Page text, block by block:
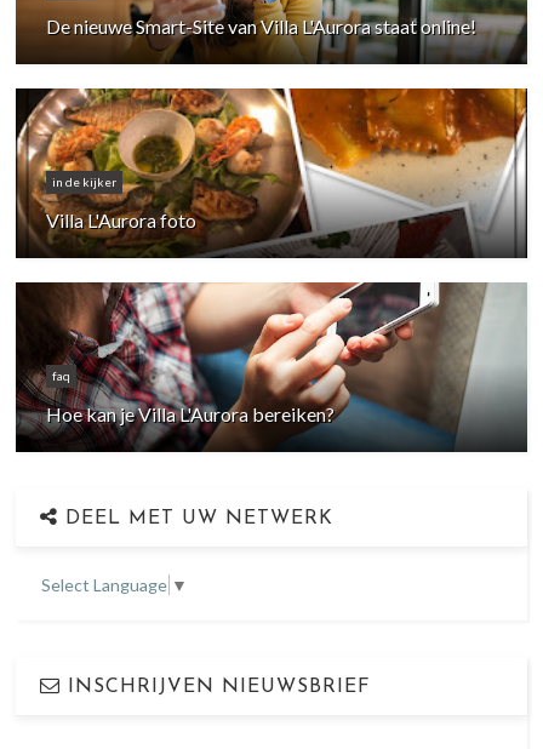
De nieuwe Smart-Site van Villa L'Aurora staat online!
in de kijker
Villa L'Aurora foto
faq
Hoe kan je Villa L'Aurora bereiken?
DEEL MET UW NETWERK
Select Language ▼
INSCHRIJVEN NIEUWSBRIEF